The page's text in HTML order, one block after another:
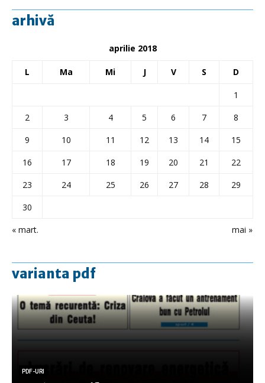
arhivă
aprilie 2018
L Ma Mi J V S D
« mart. mai »
1
2
3 4 5 6 7
8
9
10 11 12 13 14
15
16
17 18 19 20 21
22
23
24 25 26 27 28
29
30
varianta pdf
PDF-URI
PDF-URI
PDF-URI
PDF-URI
PDF-URI